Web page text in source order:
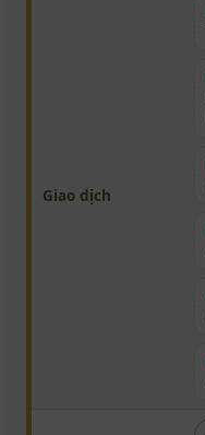
Giao dịch